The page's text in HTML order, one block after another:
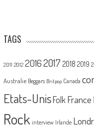
TAGS
2011 2012 20162017 2018 2019
Australie Beggars Britpop Canada
Etats-UnisFolk France
Rock interview Irlande